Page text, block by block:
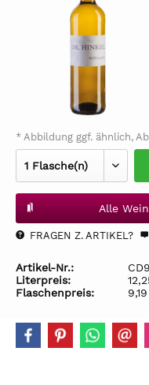
* Abbildung ggf. ähnlich,
Alle
FRAGEN Z. ARTIKEL?
Artikel-Nr.:
Literpreis:
Flaschenpreis: